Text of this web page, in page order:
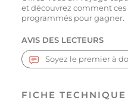
et découvrez comment
programmés pour gagner.
AVIS DES LECTEURS
Soyez le premier à
FICHE TECHNIQUE